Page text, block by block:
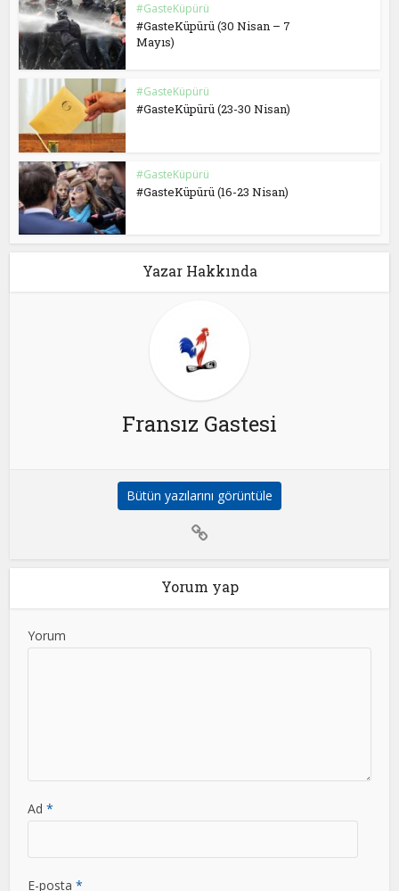
#GasteKüpürü
#GasteKüpürü (30 Nisan – 7
Mayıs)
#GasteKüpürü
#GasteKüpürü (23-30 Nisan)
#GasteKüpürü
#GasteKüpürü (16-23 Nisan)
Yazar Hakkında
Fransız Gastesi
Bütün yazılarını görüntüle
Yorum yap
Yorum
Ad*
E-posta*